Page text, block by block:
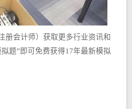
会计师）获取更多行业资讯和
题”即可免费获得17年最新模拟